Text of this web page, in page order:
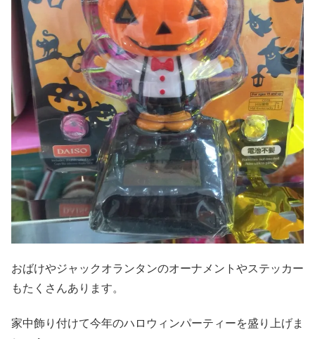
おばけやジャックオランタンのオーナメントやステッカー
もたくさんあります。
家中飾り付けて今年のハロウィンパーティーを盛り上げま